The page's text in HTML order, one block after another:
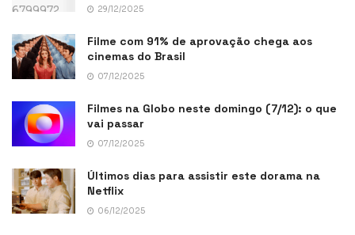
29/12/2025
Filme com 91% de aprovação chega aos
cinemas do Brasil
07/12/2025
Filmes na Globo neste domingo (7/12): o que
vai passar
07/12/2025
Últimos dias para assistir este dorama na
Netflix
06/12/2025